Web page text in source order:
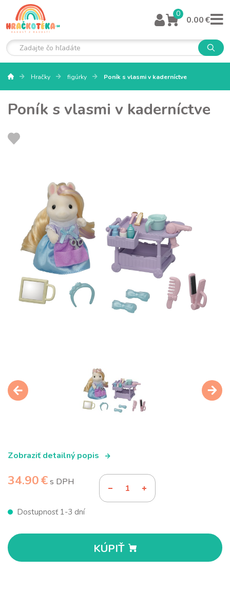
0
0.00 €
Hračky figúrky Poník s vlasmi v kaderníctve
Poník s vlasmi v kaderníctve
Zobraziť detailný popis
34.90 €s DPH
Dostupnosť 1-3 dní
KÚPIŤ